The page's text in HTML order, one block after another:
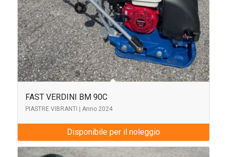
FAST VERDINI BM 90C
PIASTRE VIBRANTI | Anno 2024
Disponibile per il noleggio